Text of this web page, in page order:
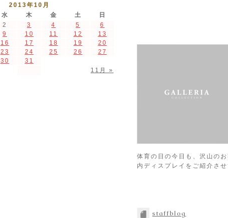
体育の日の今日も、沢山の
内ディスプレイをご紹介させ
staffblog
2013年10月
水 木 金 土 日
11月 »
2 3 4 5
6
9 10 11 12
13
16 17 18 19
20
23 24 25 26
27
30 31